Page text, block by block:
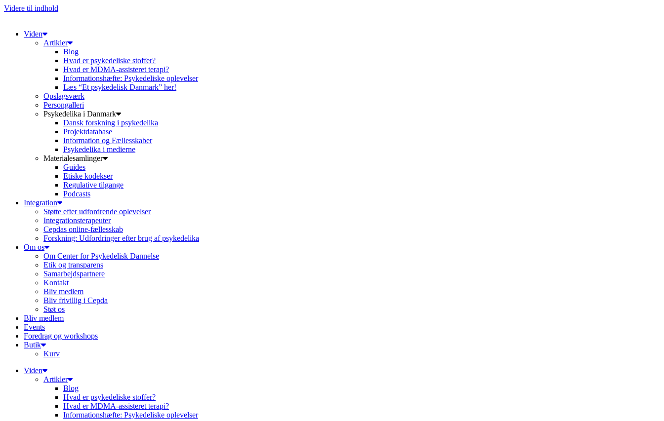
Videre til indhold
Viden
Artikler
Blog
Hvad er psykedeliske stoffer?
Hvad er MDMA-assisteret terapi?
Informationshæfte: Psykedeliske oplevelser
Læs “Et psykedelisk Danmark” her!
Opslagsværk
Persongalleri
Psykedelika i Danmark
Dansk forskning i psykedelika
Projektdatabase
Information og Fællesskaber
Psykedelika i medierne
Materialesamlinger
Guides
Etiske kodekser
Regulative tilgange
Podcasts
Integration
Støtte efter udfordrende oplevelser
Integrationsterapeuter
Cepdas online-fællesskab
Forskning: Udfordringer efter brug af psykedelika
Om os
Om Center for Psykedelisk Dannelse
Etik og transparens
Samarbejdspartnere
Kontakt
Bliv medlem
Bliv frivillig i Cepda
Støt os
Bliv medlem
Events
Foredrag og workshops
Butik
Kurv
Viden
Artikler
Blog
Hvad er psykedeliske stoffer?
Hvad er MDMA-assisteret terapi?
Informationshæfte: Psykedeliske oplevelser